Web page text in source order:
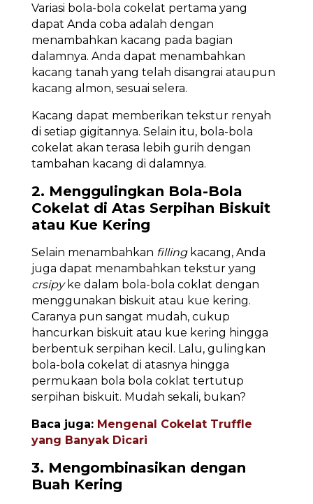
Variasi bola-bola cokelat pertama yang
dapat Anda coba adalah dengan
menambahkan kacang pada bagian
dalamnya. Anda dapat menambahkan
kacang tanah yang telah disangrai ataupun
kacang almon, sesuai selera.
Kacang dapat memberikan tekstur renyah
di setiap gigitannya. Selain itu, bola-bola
cokelat akan terasa lebih gurih dengan
tambahan kacang di dalamnya.
2. Menggulingkan Bola-Bola
Cokelat di Atas Serpihan Biskuit
atau Kue Kering
Selain menambahkan filling kacang, Anda
juga dapat menambahkan tekstur yang
crsipyke dalam bola-bola coklat dengan
menggunakan biskuit atau kue kering.
Caranya pun sangat mudah, cukup
hancurkan biskuit atau kue kering hingga
berbentuk serpihan kecil. Lalu, gulingkan
bola-bola cokelat di atasnya hingga
permukaan bola bola coklat tertutup
serpihan biskuit. Mudah sekali, bukan?
Baca juga: Mengenal Cokelat Truffle
yang Banyak Dicari
3. Mengombinasikan dengan
Buah Kering